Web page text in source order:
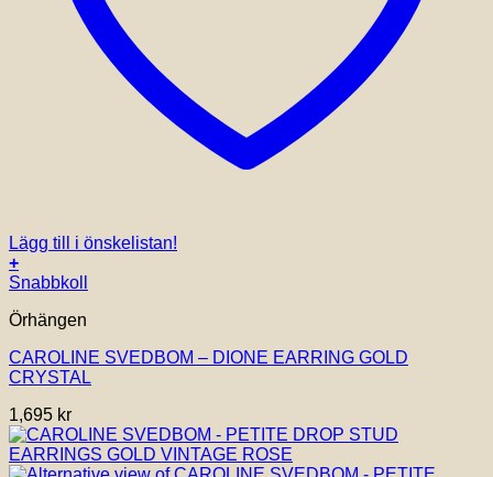
Lägg till i önskelistan!
+
Snabbkoll
Örhängen
CAROLINE SVEDBOM – DIONE EARRING GOLD
CRYSTAL
1,695 kr